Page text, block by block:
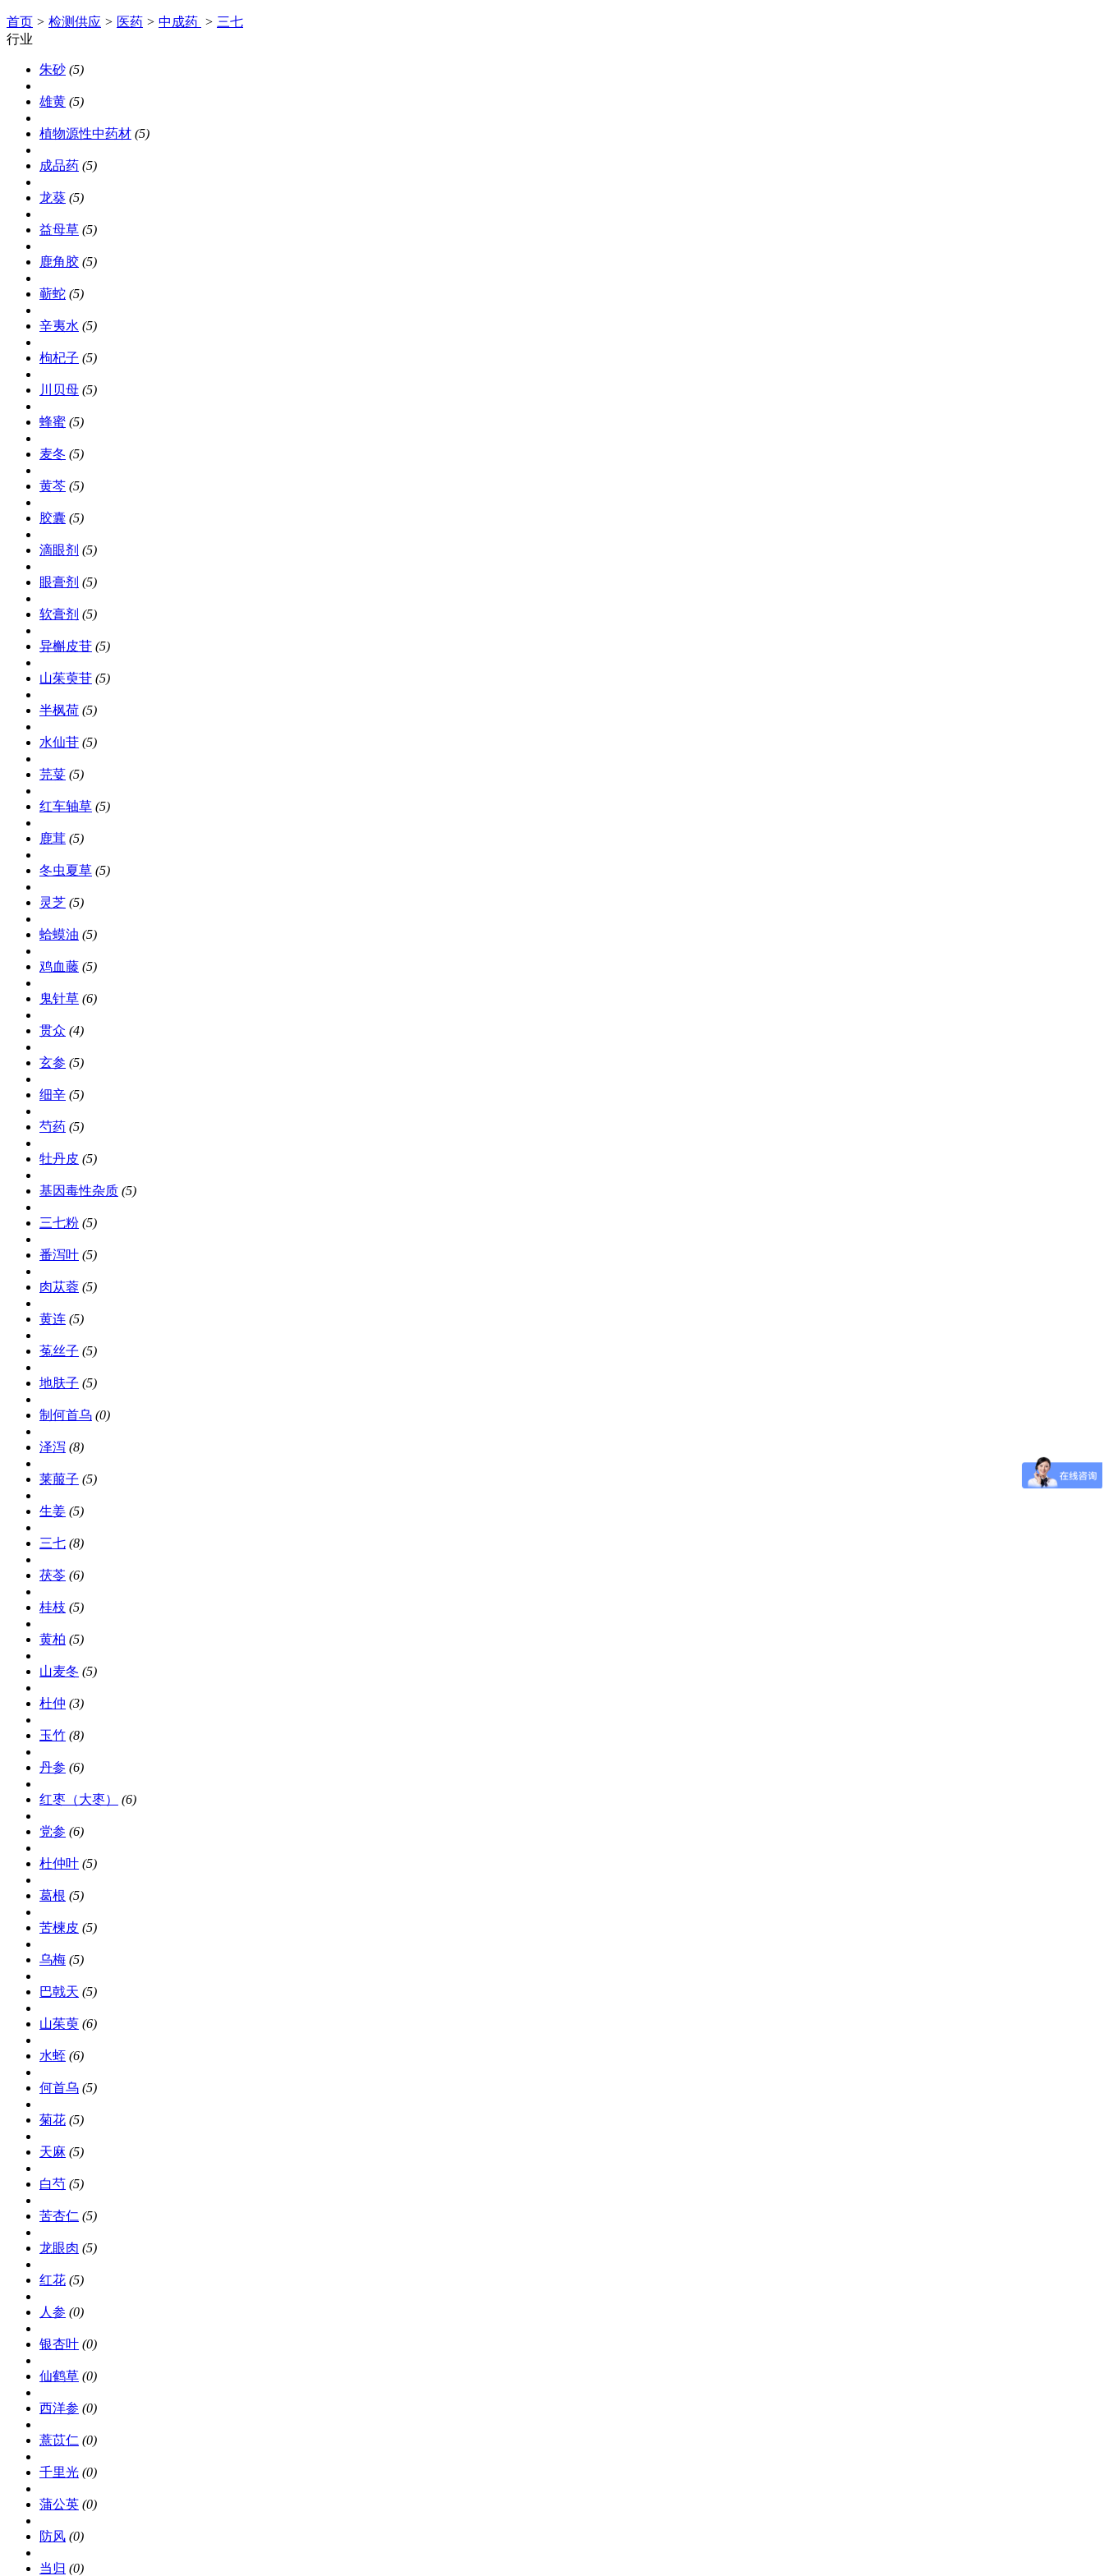
首页 > 检测供应 > 医药 > 中成药 > 三七
行业
朱砂 (5)
雄黄 (5)
植物源性中药材 (5)
成品药 (5)
龙葵 (5)
益母草 (5)
鹿角胶 (5)
蕲蛇 (5)
辛夷水 (5)
枸杞子 (5)
川贝母 (5)
蜂蜜 (5)
麦冬 (5)
黄芩 (5)
胶囊 (5)
滴眼剂 (5)
眼膏剂 (5)
软膏剂 (5)
异槲皮苷 (5)
山茱萸苷 (5)
半枫荷 (5)
水仙苷 (5)
芫荽 (5)
红车轴草 (5)
鹿茸 (5)
冬虫夏草 (5)
灵芝 (5)
蛤蟆油 (5)
鸡血藤 (5)
鬼针草 (6)
贯众 (4)
玄参 (5)
细辛 (5)
芍药 (5)
牡丹皮 (5)
基因毒性杂质 (5)
三七粉 (5)
番泻叶 (5)
肉苁蓉 (5)
黄连 (5)
菟丝子 (5)
地肤子 (5)
制何首乌 (0)
泽泻 (8)
莱菔子 (5)
生姜 (5)
三七 (8)
茯苓 (6)
桂枝 (5)
黄柏 (5)
山麦冬 (5)
杜仲 (3)
玉竹 (8)
丹参 (6)
红枣（大枣） (6)
党参 (6)
杜仲叶 (5)
葛根 (5)
苦楝皮 (5)
乌梅 (5)
巴戟天 (5)
山茱萸 (6)
水蛭 (6)
何首乌 (5)
菊花 (5)
天麻 (5)
白芍 (5)
苦杏仁 (5)
龙眼肉 (5)
红花 (5)
人参 (0)
银杏叶 (0)
仙鹤草 (0)
西洋参 (0)
薏苡仁 (0)
千里光 (0)
蒲公英 (0)
防风 (0)
当归 (0)